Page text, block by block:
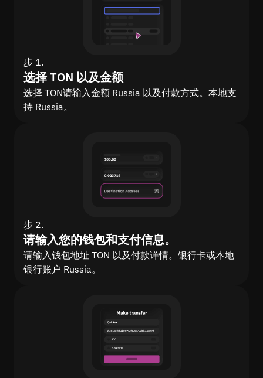
步 1.
选择 TON 以及金额
选择 TON请输入金额 Russia 以及付款方式。本地支
持 Russia。
步 2.
请输入您的钱包和支付信息。
请输入钱包地址 TON 以及付款详情。银行卡或本地
银行账户 Russia。